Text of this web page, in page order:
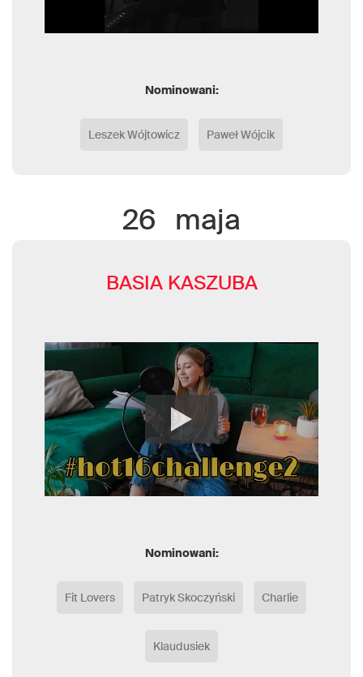
Nominowani:
Leszek Wójtowicz Paweł Wójcik
26 maja
BASIA KASZUBA
Nominowani:
Fit Lovers Patryk Skoczyński Charlie
Klaudusiek